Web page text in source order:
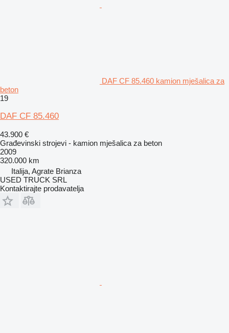
DAF CF 85.460 kamion mješalica za
beton
19
DAF CF 85.460
43.900 €
Građevinski strojevi - kamion mješalica za beton
2009
320.000 km
Italija, Agrate Brianza
USED TRUCK SRL
Kontaktirajte prodavatelja